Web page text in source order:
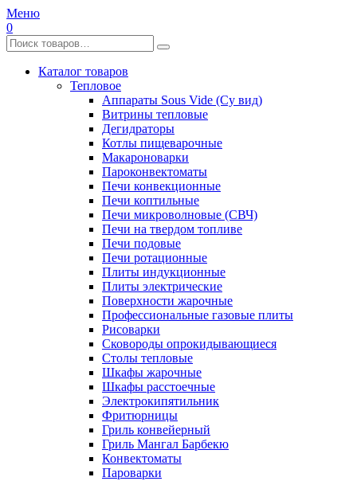
Меню
0
Каталог товаров
Тепловое
Аппараты Sous Vide (Су вид)
Витрины тепловые
Дегидраторы
Котлы пищеварочные
Макароноварки
Пароконвектоматы
Печи конвекционные
Печи коптильные
Печи микроволновые (СВЧ)
Печи на твердом топливе
Печи подовые
Печи ротационные
Плиты индукционные
Плиты электрические
Поверхности жарочные
Профессиональные газовые плиты
Рисоварки
Сковороды опрокидывающиеся
Столы тепловые
Шкафы жарочные
Шкафы расстоечные
Электрокипятильник
Фритюрницы
Гриль конвейерный
Гриль Мангал Барбекю
Конвектоматы
Пароварки